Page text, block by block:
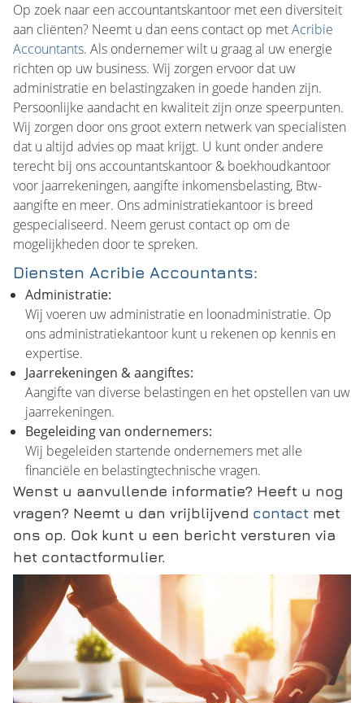
Op zoek naar een accountantskantoor met een diversiteit
aan cliënten? Neemt u dan eens contact op metAcribie
Accountants. Als ondernemer wilt u graag al uw energie
richten op uw business. Wij zorgen ervoor dat uw
administratie en belastingzaken in goede handen zijn.
Persoonlijke aandacht en kwaliteit zijn onze speerpunten.
Wij zorgen door ons groot extern netwerk van specialisten
dat u altijd advies op maat krijgt. U kunt onder andere
terecht bij ons accountantskantoor & boekhoudkantoor
voor jaarrekeningen, aangifte inkomensbelasting, Btw-
aangifte en meer. Ons administratiekantoor is breed
gespecialiseerd. Neem gerust contact op om de
mogelijkheden door te spreken.
Diensten Acribie Accountants:
Administratie:
Wij voeren uw administratie en loonadministratie. Op
ons administratiekantoor kunt u rekenen op kennis en
expertise.
Jaarrekeningen & aangiftes:
Aangifte van diverse belastingen en het opstellen van uw
jaarrekeningen.
Begeleiding van ondernemers:
Wij begeleiden startende ondernemers met alle
financiële en belastingtechnische vragen.
Wenst u aanvullende informatie? Heeft u nog
vragen? Neemt u dan vrijblijvend contact met
ons op. Ook kunt u een bericht versturen via
het contactformulier.